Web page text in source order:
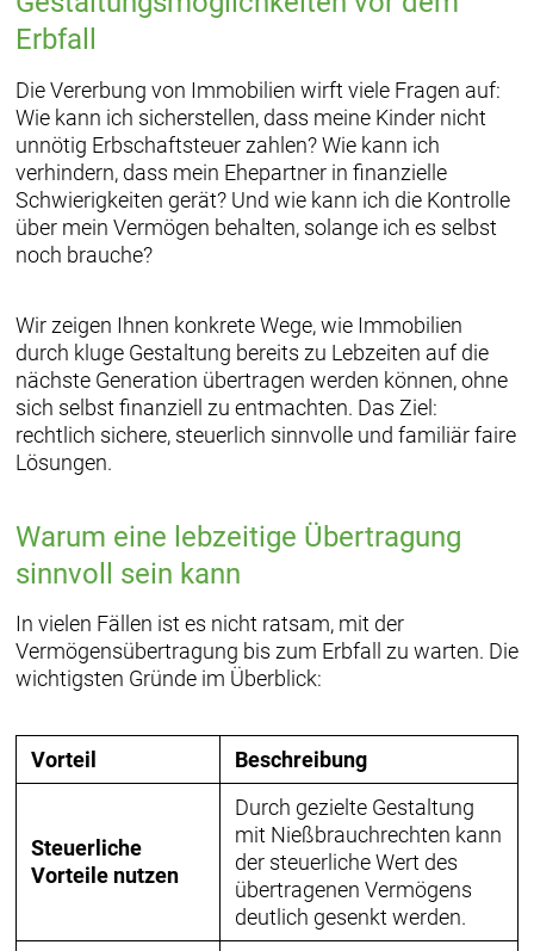
Erbfall
Die Vererbung von Immobilien wirft viele Fragen auf:
Wie kann ich sicherstellen, dass meine Kinder nicht
unnötig Erbschaftsteuer zahlen? Wie kann ich
verhindern, dass mein Ehepartner in finanzielle
Schwierigkeiten gerät? Und wie kann ich die Kontrolle
über mein Vermögen behalten, solange ich es selbst
noch brauche?
Wir zeigen Ihnen konkrete Wege, wie Immobilien
durch kluge Gestaltung bereits zu Lebzeiten auf die
nächste Generation übertragen werden können, ohne
sich selbst finanziell zu entmachten. Das Ziel:
rechtlich sichere, steuerlich sinnvolle und familiär faire
Lösungen.
Warum eine lebzeitige Übertragung
sinnvoll sein kann
In vielen Fällen ist es nicht ratsam, mit der
Vermögensübertragung bis zum Erbfall zu warten. Die
wichtigsten Gründe im Überblick:
Vorteil Beschreibung
Steuerliche
Vorteile nutzen
Durch gezielte Gestaltung
mit Nießbrauchrechten kann
der steuerliche Wert des
übertragenen Vermögens
deutlich gesenkt werden.